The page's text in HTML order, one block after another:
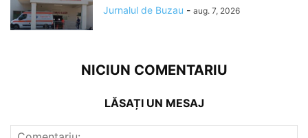
Jurnalul de Buzau - aug. 7, 2026
NICIUN COMENTARIU
LĂSAȚI UN MESAJ